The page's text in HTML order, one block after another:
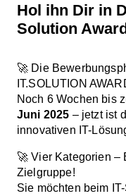
Hol ihn Dir in
Solution
🚀 Die
IT.SOLUTION
Noch 6 Wochen bis
Juni 2025 – jetzt ist
innovativen IT-
🚀 Vier Kategorien –
Zielgruppe!
Sie möchten beim